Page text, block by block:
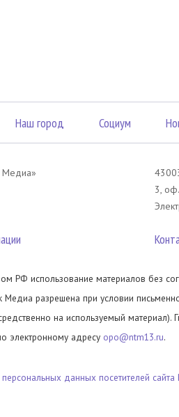
Наш город Социум
3,
РФ использование материалов без
разрешена при условии
на используемый материал).
электронному адресу opo@ntm13.ru.
данных посетителей